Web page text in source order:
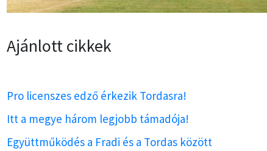
Ajánlott cikkek
Pro licenszes edző érkezik Tordasra!
Itt a megye három legjobb támadója!
Együttműködés a Fradi és a Tordas között